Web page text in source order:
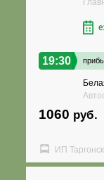
19:30
1060 руб.
ИП